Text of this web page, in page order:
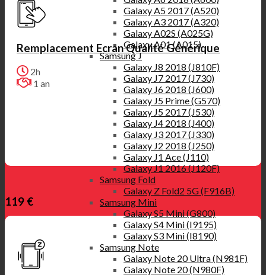
Galaxy A5 2017 (A520)
Galaxy A3 2017 (A320)
Galaxy A02S (A025G)
Galaxy A01 (A015)
Samsung J
Galaxy J8 2018 (J810F)
Galaxy J7 2017 (J730)
Galaxy J6 2018 (J600)
Galaxy J5 Prime (G570)
Galaxy J5 2017 (J530)
Galaxy J4 2018 (J400)
Galaxy J3 2017 (J330)
Galaxy J2 2018 (J250)
Galaxy J1 Ace (J110)
Galaxy J1 2016 (J120F)
Samsung Fold
Galaxy Z Fold2 5G (F916B)
Samsung Mini
Galaxy S5 Mini (G800)
Galaxy S4 Mini (I9195)
Galaxy S3 Mini (I8190)
Samsung Note
Galaxy Note 20 Ultra (N981F)
Galaxy Note 20 (N980F)
Remplacement Ecran Qualité Générique
2h
1 an
119 €